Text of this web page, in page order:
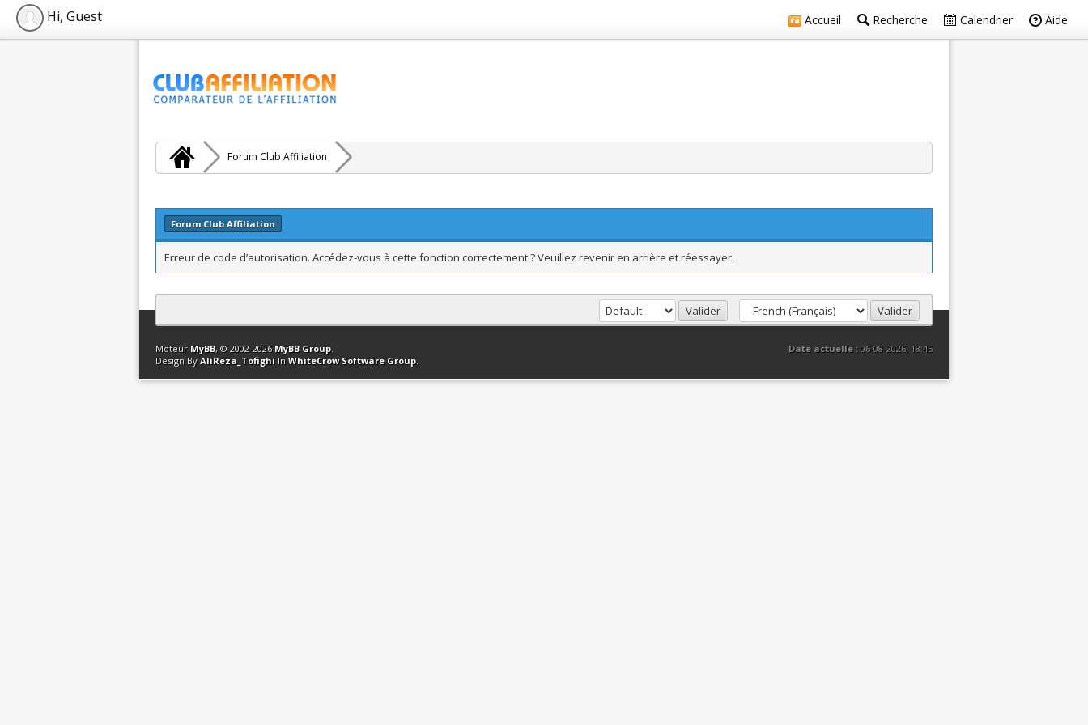
Accueil Recherche Calendrier Aide
Hi, Guest
Forum Club Affiliation
Forum Club Affiliation
Erreur de code d’autorisation. Accédez-vous à cette fonction correctement ? Veuillez revenir en arrière et réessayer.
Contact Club Affiliation Retourner en haut Version bas-débit (Archivé) Syndication RSS
Date actuelle :06-08-2026, 18:45
Moteur MyBB, © 2002-2026 MyBB Group.
Design By AliReza_Tofighi In WhiteCrow Software Group.